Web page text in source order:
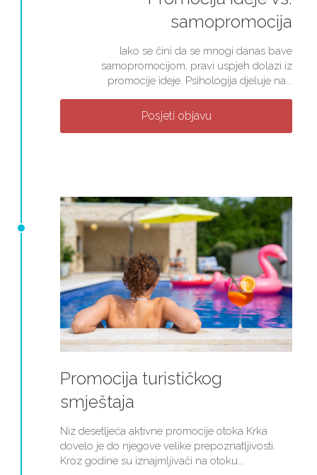
samopromocija
Iako se čini da se mnogi danas bave
samopromocijom, pravi uspjeh dolazi iz
promocije ideje. Psihologija djeluje na...
Posjeti objavu
Promocija turističkog
smještaja
Niz desetljeća aktivne promocije otoka Krka
dovelo je do njegove velike prepoznatljivosti.
Kroz godine su iznajmljivači na otoku...